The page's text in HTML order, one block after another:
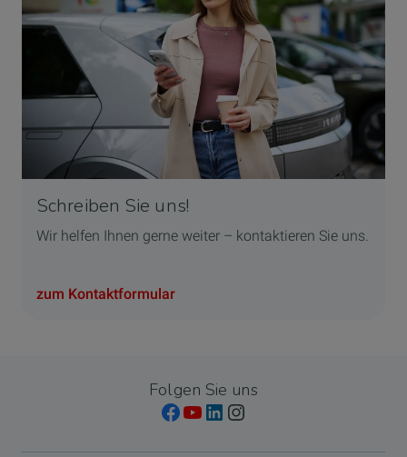
Schreiben Sie uns!
Wir helfen Ihnen gerne weiter – kontaktieren Sie uns.
zum Kontaktformular
Folgen Sie uns